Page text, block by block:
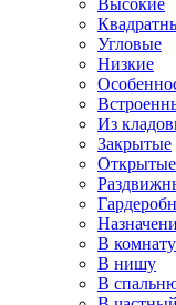
Высокие
Угловые
Низкие
Из
Закрытые
Открытые
В комнату
В нишу
В